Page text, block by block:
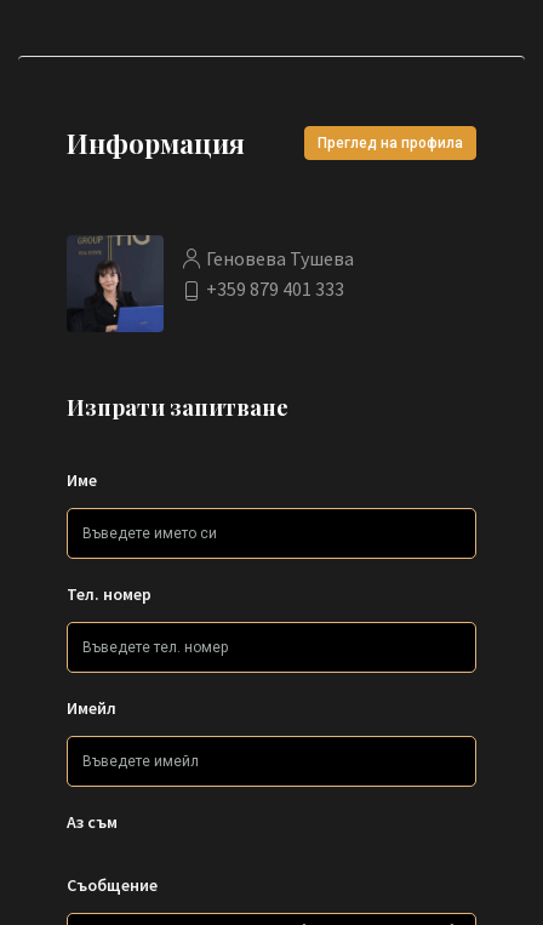
Информация Преглед на профила
Геновева Тушева
+359 879 401 333
Изпрати запитване
Име
Тел. номер
Имейл
Аз съм
Съобщение